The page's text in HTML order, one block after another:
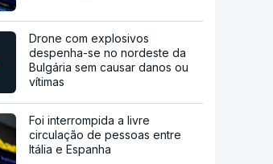
Drone com explosivos
despenha-se no nordeste da
Bulgária sem causar danos ou
vítimas
Foi interrompida a livre
circulação de pessoas entre
Itália e Espanha